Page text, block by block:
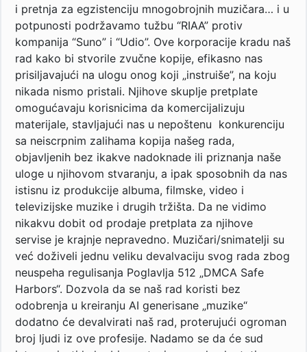
i pretnja za egzistenciju mnogobrojnih muzičara… i u
potpunosti podržavamo tužbu “RIAA” protiv
kompanija “Suno” i “Udio”. Ove korporacije kradu naš
rad kako bi stvorile zvučne kopije, efikasno nas
prisiljavajući na ulogu onog koji „instruiše”, na koju
nikada nismo pristali. Njihove skuplje pretplate
omogućavaju korisnicima da komercijalizuju
materijale, stavljajući nas u nepoštenu konkurenciju
sa neiscrpnim zalihama kopija našeg rada,
objavljenih bez ikakve nadoknade ili priznanja naše
uloge u njihovom stvaranju, a ipak sposobnih da nas
istisnu iz produkcije albuma, filmske, video i
televizijske muzike i drugih tržišta. Da ne vidimo
nikakvu dobit od prodaje pretplata za njihove
servise je krajnje nepravedno. Muzičari/snimatelji su
već doživeli jednu veliku devalvaciju svog rada zbog
neuspeha regulisanja Poglavlja 512 „DMCA Safe
Harbors“. Dozvola da se naš rad koristi bez
odobrenja u kreiranju AI generisane „muzike“
dodatno će devalvirati naš rad, proterujući ogroman
broj ljudi iz ove profesije. Nadamo se da će sud